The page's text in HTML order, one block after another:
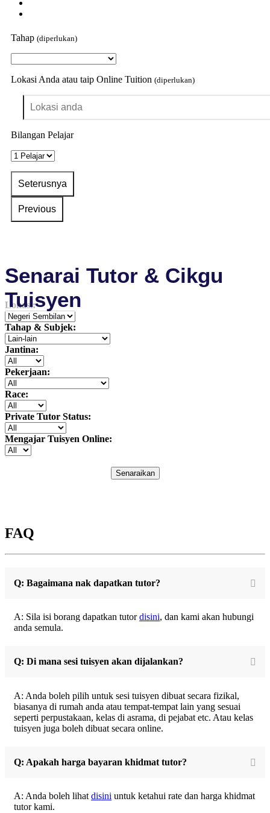
Tahap (diperlukan)
Lokasi Anda atau taip Online Tuition (diperlukan)
Bilangan Pelajar
Senarai Tutor & Cikgu
Tuisyen
Lokasi:
Tahap & Subjek:
Jantina:
Pekerjaan:
Race:
Private Tutor Status:
Mengajar Tuisyen Online:
Senaraikan
FAQ
Q: Bagaimana nak dapatkan tutor?
A: Sila isi borang dapatkan tutordisini, dan kami akan hubungi
anda semula.
Q: Di mana sesi tuisyen akan dijalankan?
A: Anda boleh pilih untuk sesi tuisyen dibuat secara fizikal,
biasanya di rumah anda atau tempat-tempat lain yang sesuai
seperti perpustakaan, kelas di asrama, di pejabat etc. Atau kelas
tuisyen juga boleh dibuat secara online.
Q: Apakah harga bayaran khidmat tutor?
A: Anda boleh lihat disini untuk ketahui rate dan harga khidmat
tutor kami.